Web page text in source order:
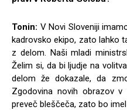
Tonin: V Novi Sloveniji
kadrovsko ekipo, zato lahko
z delom. Naši mladi
Želim si, da bi ljudje na
delom že dokazale, da
Zgodovina novih obrazov
preveč bleščeča, zato bo